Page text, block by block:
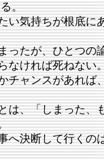
。
い気持ちが根底に
ったが、ひとつの
なければ死ねない
チャンスがあれば
は、「しまった、
へ決断して行くの